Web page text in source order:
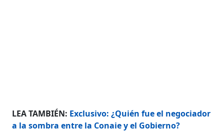
LEA TAMBIÉN: Exclusivo: ¿Quién fue el negociador
a la sombra entre la Conaie y el Gobierno?